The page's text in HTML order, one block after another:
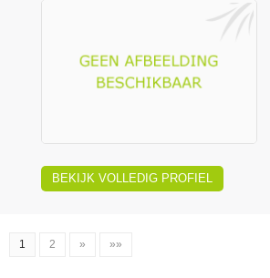
BEKIJK VOLLEDIG PROFIEL
1 2 » »»